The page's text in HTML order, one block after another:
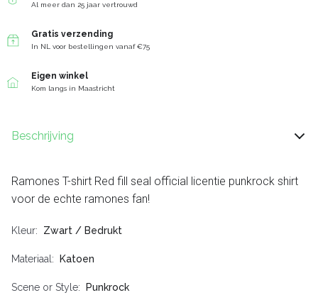
Al meer dan 25 jaar vertrouwd
Gratis verzending
In NL voor bestellingen vanaf €75
Eigen winkel
Kom langs in Maastricht
Beschrijving
Ramones T-shirt Red fill seal official licentie punkrock shirt
voor de echte ramones fan!
Kleur Zwart / Bedrukt
Materiaal Katoen
Scene or Style Punkrock